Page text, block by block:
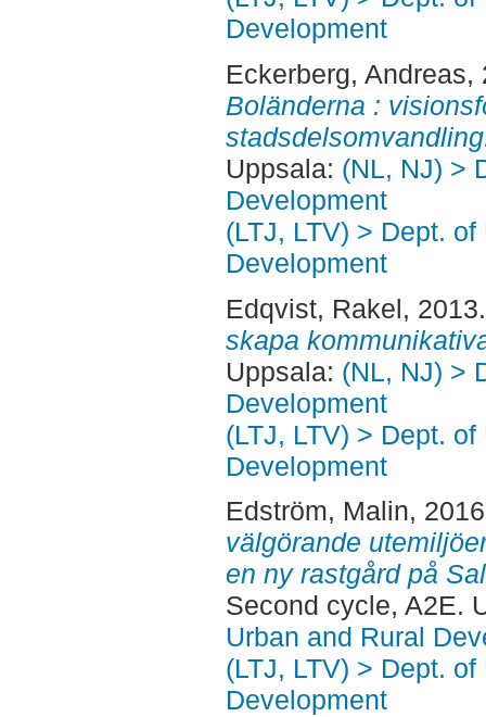
Development
Eckerberg, Andreas,
Boländerna :
Uppsala: (NL, NJ) >
Development
(LTJ, LTV) > Dept.
Development
Edqvist, Rakel,
skapa
Uppsala: (NL, NJ) >
Development
(LTJ, LTV) > Dept.
Development
Edström, Malin,
välgörande
en ny rastgård på
Second cycle, A2E.
Urban and Rural
(LTJ, LTV) > Dept.
Development